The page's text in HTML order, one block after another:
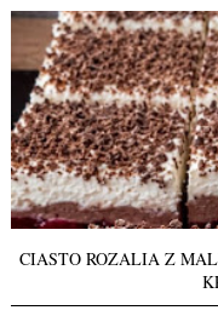
CIASTO ROZALIA Z